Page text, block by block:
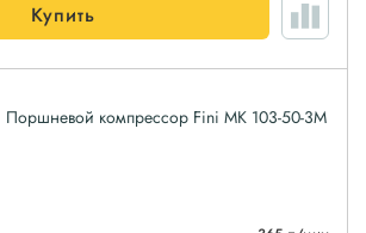
Купить
Поршневой компрессор Fini MK 103-50-3M